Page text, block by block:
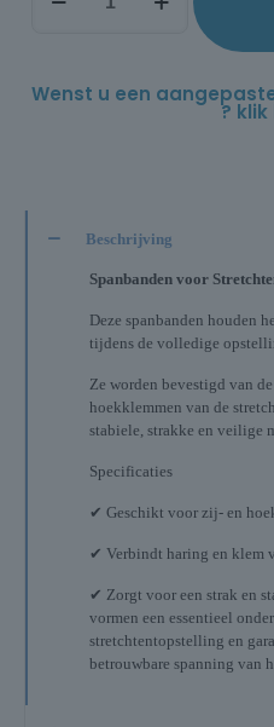
Wenst u een
? klik
Beschrijving
Spanbanden voor
Deze spanbanden houden
tijdens de volledige
Ze worden bevestigd van
hoekklemmen van de
stabiele, strakke en veilige
Specificaties
✔ Geschikt voor zij- en
✔ Verbindt haring en klem
✔ Zorgt voor een strak en
vormen een essentieel
stretchtentopstelling en
betrouwbare spanning van